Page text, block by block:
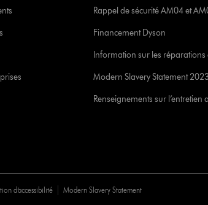
Rappel de sécurité AM04 et
Financement Dyson
Information sur les réparations
Modern Slavery Statement 2023
Renseignements sur l’entretien
d’accessibilité Modern Slavery Statement